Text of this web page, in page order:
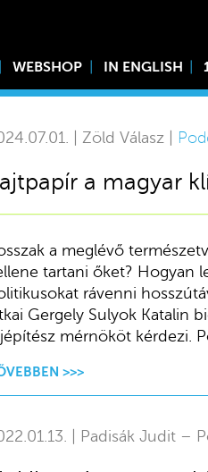
WEBSHOP IN ENGLISH
| Zöld Válasz |
a magyar
a meglévő
tartani őket? Hogyan
rávenni
Gergely Sulyok Katalin
mérnököt kérdezi.
>>>
| Padisák Judit –